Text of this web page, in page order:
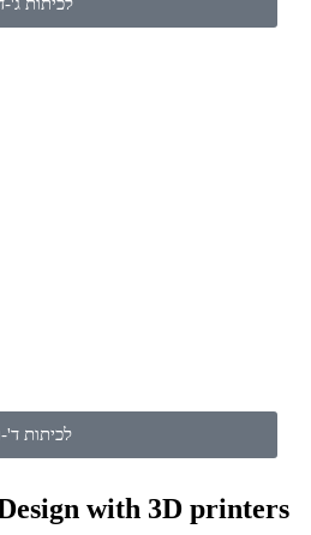
לכיתות ד'-ו'
Design with 3D printers